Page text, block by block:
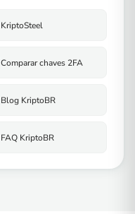
KriptoSteel
Comparar chaves 2FA
Blog KriptoBR
FAQ KriptoBR